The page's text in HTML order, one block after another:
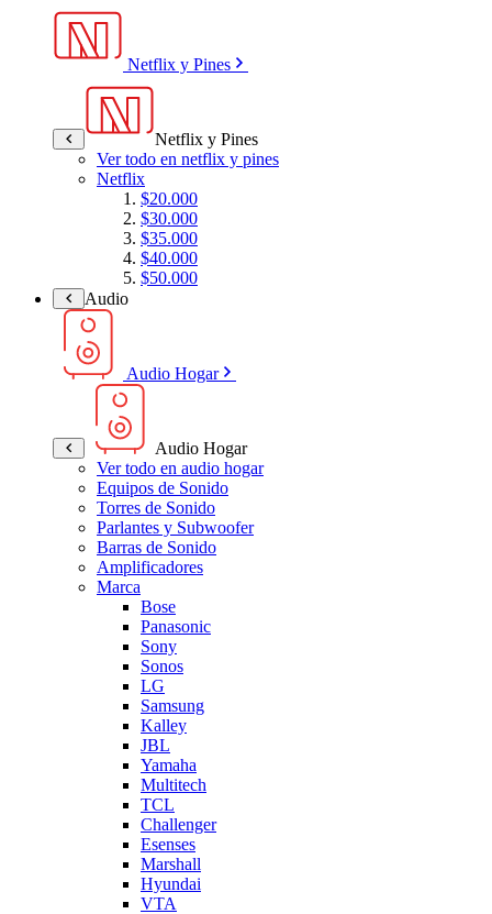
Netflix y Pines
Netflix y Pines
Ver todo en netflix y pines
Netflix
$20.000
$30.000
$35.000
$40.000
$50.000
Audio
Audio Hogar
Audio Hogar
Ver todo en audio hogar
Equipos de Sonido
Torres de Sonido
Parlantes y Subwoofer
Barras de Sonido
Amplificadores
Marca
Bose
Panasonic
Sony
Sonos
LG
Samsung
Kalley
JBL
Yamaha
Multitech
TCL
Challenger
Esenses
Marshall
Hyundai
VTA